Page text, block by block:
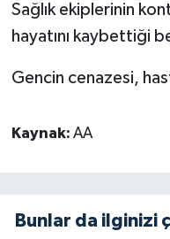
Sağlık ekiplerinin
hayatını kaybettiği
Gencin cenazesi,
Kaynak: AA
Bunlar da ilginizi